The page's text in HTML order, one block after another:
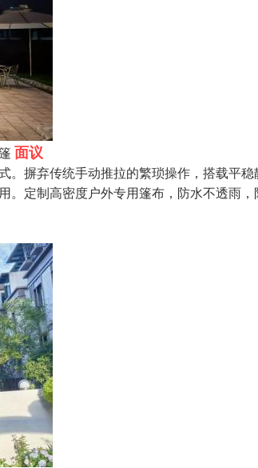
面议
。摒弃传统手动推拉的繁琐操作，搭载平
。定制高密度户外专用篷布，防水不透雨